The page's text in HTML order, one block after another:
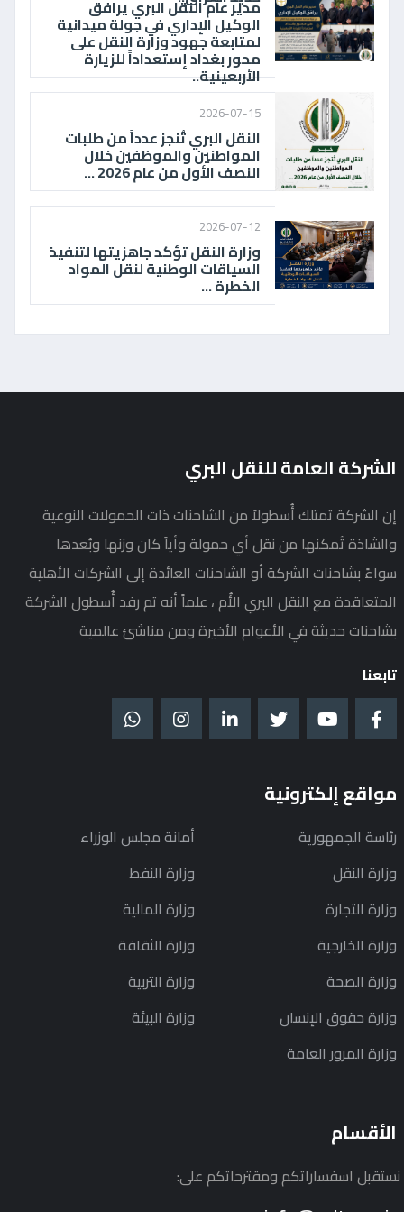
مدير عام النقل البري يرافق
الوكيل الإداري في جولة ميدانية
لمتابعة جهود وزارة النقل على
محور بغداد إستعداداً للزيارة
الأربعينية..
2026-07-15
النقل البري تُنجز عدداً من طلبات
المواطنين والموظفين خلال
النصف الأول من عام 2026 ...
2026-07-12
وزارة النقل تؤكد جاهزيتها لتنفيذ
السياقات الوطنية لنقل المواد
الخطرة ...
الشركة العامة للنقل البري
إن الشركة تمتلك أُسطولاً من الشاحنات ذات الحمولات النوعية
والشاذة تُمكنها من نقل أي حمولة وأياً كان وزنها وبُعدها
سواءً بشاحنات الشركة أو الشاحنات العائدة إلى الشركات الأهلية
المتعاقدة مع النقل البري الأُم ، علماً أنه تم رفد أُسطول الشركة
بشاحنات حديثة في الأعوام الأخيرة ومن مناشئ عالمية
تابعنا
مواقع إلكترونية
رئاسة الجمهورية
أمانة مجلس الوزراء
وزارة النقل
وزارة النفط
وزارة التجارة
وزارة المالية
وزارة الخارجية
وزارة الثقافة
وزارة الصحة
وزارة التربية
وزارة حقوق الإنسان
وزارة البيئة
وزارة المرور العامة
الأقسام
نستقبل اسفساراتكم ومقترحاتكم على: